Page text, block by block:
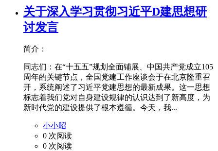
关于深入学习贯彻习近平D建思想研
讨发言
简介：
同志们：在“十五五”规划全面铺展、中国共产党成立105
周年的关键节点，全国党建工作座谈会于在北京隆重召
开，系统阐述了习近平党建思想的最新成果。这一思想
标志着我们党对自身建设规律的认识达到了新高度，为
新时代党的建设提供了根本遵循。今天，我...
小小昭
0 次阅读
0 次阅读